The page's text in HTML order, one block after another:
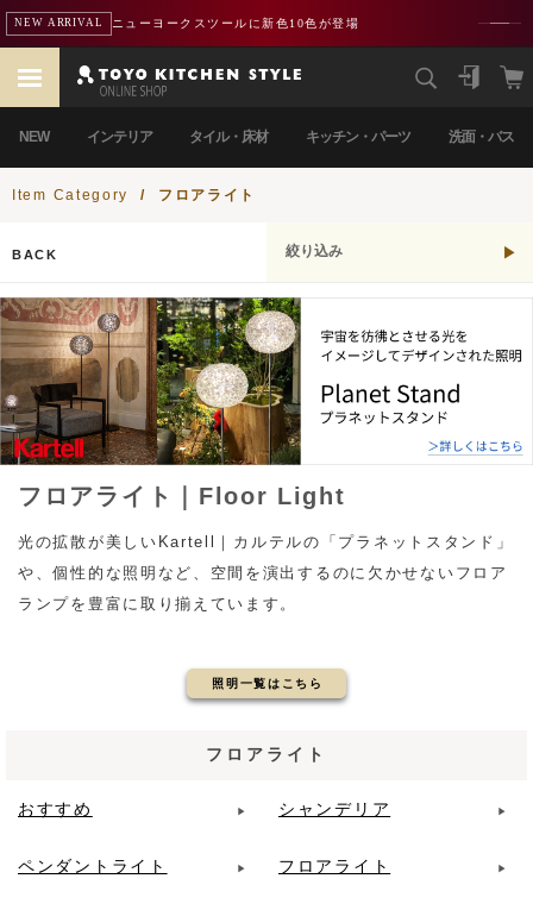
NEW ARRIVAL ニューヨークスツールに新色10色が登場
NEW インテリア タイル・床材 キッチン・パーツ 洗面・バス
Item Category / フロアライト
BACK 絞り込み
フロアライト｜Floor Light
光の拡散が美しいKartell｜カルテルの「プラネットスタンド」
や、個性的な照明など、空間を演出するのに欠かせないフロア
ランプを豊富に取り揃えています。
照明一覧はこちら
フロアライト
おすすめ シャンデリア
ペンダントライト フロアライト